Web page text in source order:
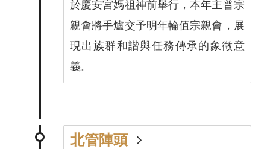
於慶安宮媽祖神前舉行，本年主普宗
親會將手爐交予明年輪值宗親會，展
現出族群和諧與任務傳承的象徵意
義。
北管陣頭